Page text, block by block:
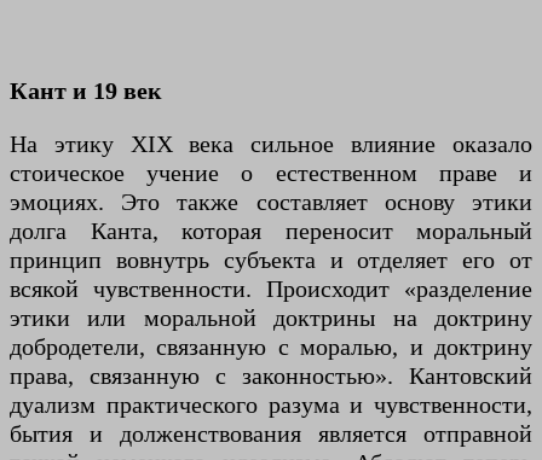
Кант и 19 век
На этику XIX века сильное влияние оказало
стоическое учение о естественном праве и
эмоциях. Это также составляет основу этики
долга Канта, которая переносит моральный
принцип вовнутрь субъекта и отделяет его от
всякой чувственности. Происходит «разделение
этики или моральной доктрины на доктрину
добродетели, связанную с моралью, и доктрину
права, связанную с законностью». Кантовский
дуализм практического разума и чувственности,
бытия и долженствования является отправной